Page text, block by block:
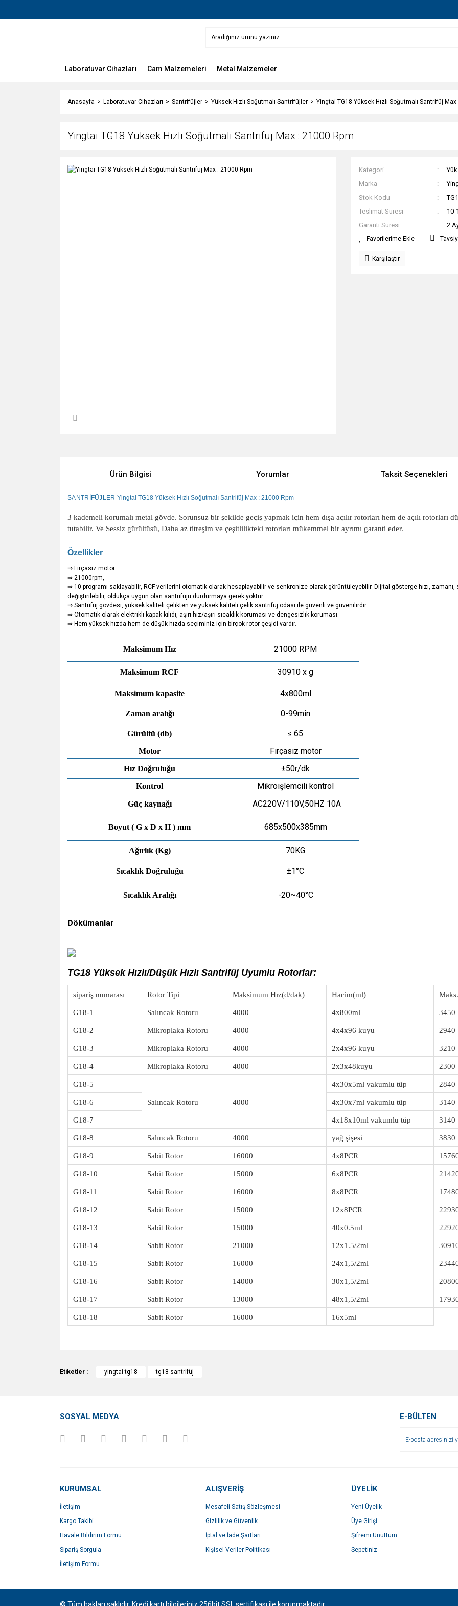
Laboratuvar Cihazları Cam Malzemeleri Metal Malzemeler
Anasayfa Laboratuvar Cihazları Santrifüjler Yüksek Hızlı Soğutmalı Santrifüjler Yingtai TG18 Yüksek Hızlı Soğutmalı Santrifüj
Yingtai TG18 Yüksek Hızlı Soğutmalı Santrifüj Max : 21000 Rpm
Kategori
Marka
Stok Kodu
Teslimat Süresi
10-
Garanti Süresi
2
Karşılaştır
Ürün Bilgisi Yorumlar Taksit Seçenekleri
SANTRİFÜJLER Yingtai TG18 Yüksek Hızlı Soğutmalı Santrifüj Max : 21000 Rpm
3 kademeli korumalı metal gövde. Sorunsuz bir şekilde geçiş yapmak için hem dışa açılır rotorları hem de açılı rotorları
tutabilir. Ve Sessiz gürültüsü, Daha az titreşim ve çeşitlilikteki rotorları mükemmel bir ayrımı garanti eder.
Özellikler
⇒ Fırçasız motor
⇒ 21000rpm,
⇒ 10 programı saklayabilir, RCF verilerini otomatik olarak hesaplayabilir ve senkronize olarak görüntüleyebilir. Dijital gösterge hızı, zamanı,
değiştirilebilir, oldukça uygun olan santrifüjü durdurmaya gerek yoktur.
⇒ Santrifüj gövdesi, yüksek kaliteli çelikten ve yüksek kaliteli çelik santrifüj odası ile güvenli ve güvenilirdir.
⇒ Otomatik olarak elektrikli kapak kilidi, aşırı hız/aşırı sıcaklık koruması ve dengesizlik koruması.
⇒ Hem yüksek hızda hem de düşük hızda seçiminiz için birçok rotor çeşidi vardır.
Maksimum Hız 21000 RPM
Maksimum RCF 30910 x g
Maksimum kapasite 4x800ml
Zaman aralığı 0-99min
Gürültü (db) ≤ 65
Motor Fırçasız motor
Hız Doğruluğu ±50r/dk
Kontrol Mikroişlemcili kontrol
Güç kaynağı AC220V/110V,50HZ 10A
Boyut ( G x D x H ) mm 685x500x385mm
Ağırlık (Kg) 70KG
Sıcaklık Doğruluğu ±1°C
Sıcaklık Aralığı -20~40°C
Dökümanlar
TG18 Yüksek Hızlı/Düşük Hızlı Santrifüj Uyumlu Rotorlar:
sipariş numarası Rotor Tipi Maksimum Hız(d/dak) Hacim(ml) Maks.
G18-1 Salıncak Rotoru 4000 4x800ml 3450
G18-2 Mikroplaka Rotoru 4000 4x4x96 kuyu 2940
G18-3 Mikroplaka Rotoru 4000 2x4x96 kuyu 3210
G18-4 Mikroplaka Rotoru 4000 2x3x48kuyu 2300
G18-5
Salıncak Rotoru 4000
4x30x5ml vakumlu tüp 2840
G18-6 4x30x7ml vakumlu tüp 3140
G18-7 4x18x10ml vakumlu tüp 3140
G18-8 Salıncak Rotoru 4000 yağ şişesi 3830
G18-9 Sabit Rotor 16000 4x8PCR
G18-10 Sabit Rotor 15000 6x8PCR
G18-11 Sabit Rotor 16000 8x8PCR
G18-12 Sabit Rotor 15000 12x8PCR
G18-13 Sabit Rotor 15000 40x0.5ml
G18-14 Sabit Rotor 21000 12x1.5/2ml
G18-15 Sabit Rotor 16000 24x1,5/2ml
G18-16 Sabit Rotor 14000 30x1,5/2ml
G18-17 Sabit Rotor 13000 48x1,5/2ml
G18-18 Sabit Rotor 16000 16x5ml
Ürün bilgilerinde hatalar bulunuyor.
Etiketler : yingtai tg18 tg18 santrifüj
SOSYAL MEDYA E-BÜLTEN
KURUMSAL
İletişim
Kargo Takibi
Havale Bildirim Formu
Sipariş Sorgula
İletişim Formu
ALIŞVERİŞ
Mesafeli Satış Sözleşmesi
Gizlilik ve Güvenlik
İptal ve İade Şartları
Kişisel Veriler Politikası
ÜYELİK
Yeni Üyelik
Üye Girişi
Şifremi Unuttum
Sepetiniz
© Tüm hakları saklıdır. Kredi kartı bilgileriniz 256bit SSL sertifikası ile korunmaktadır.